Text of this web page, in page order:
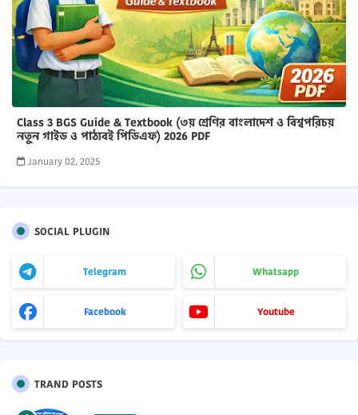
Class 3 BGS Guide & Textbook (৩য় শ্রেণির বাংলাদেশ ও বিশ্বপরিচয়
নতুন গাইড ও পাঠ্যবই পিডিএফ) 2026 PDF
January 02, 2025
SOCIAL PLUGIN
Telegram Whatsapp
Facebook Youtube
TRAND POSTS